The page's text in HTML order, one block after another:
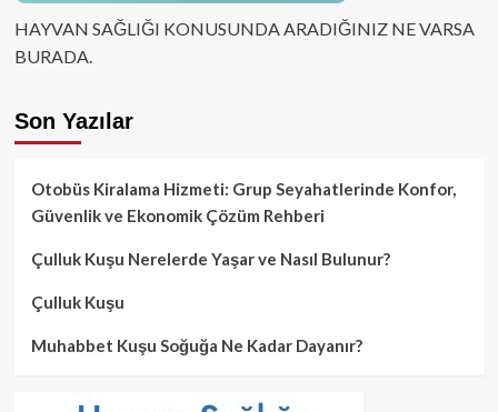
HAYVAN SAĞLIĞI KONUSUNDA ARADIĞINIZ NE VARSA
BURADA.
Son Yazılar
Otobüs Kiralama Hizmeti: Grup Seyahatlerinde Konfor,
Güvenlik ve Ekonomik Çözüm Rehberi
Çulluk Kuşu Nerelerde Yaşar ve Nasıl Bulunur?
Çulluk Kuşu
Muhabbet Kuşu Soğuğa Ne Kadar Dayanır?